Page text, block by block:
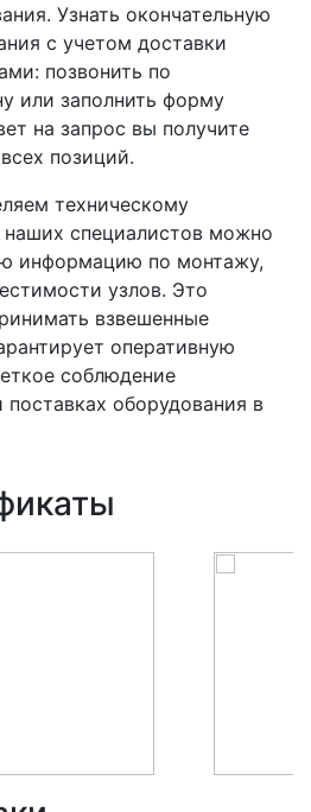
Узнать окончательную
с учетом доставки
позвонить по
или заполнить форму
на запрос вы получите
позиций.
техническому
наших специалистов можно
информацию по монтажу,
узлов. Это
взвешенные
оперативную
соблюдение
оборудования в